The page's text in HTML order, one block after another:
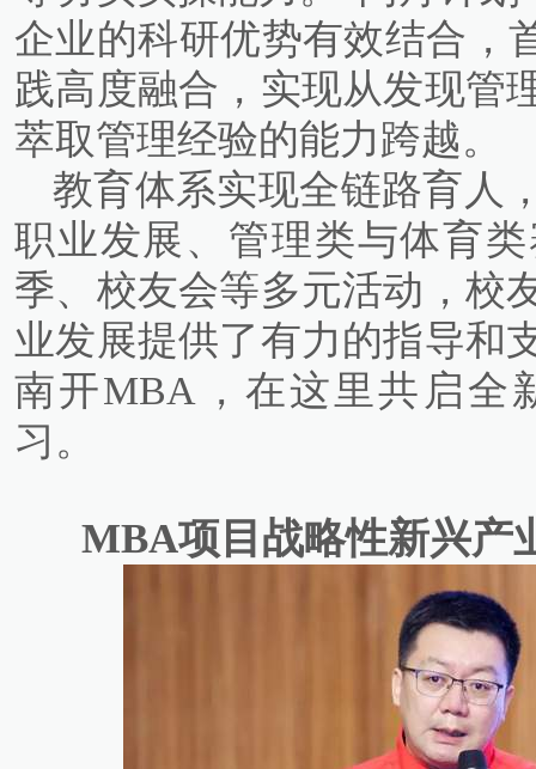
企业的科研优势有效结合，
践高度融合，实现从发现管
萃取管理经验的能力跨越。
教育体系实现全链路育人
职业发展、管理类与体育
季、校友会等多元活动，校
业发展提供了有力的指导和
南开MBA，在这里共启全
习。
MBA项目战略性新兴产